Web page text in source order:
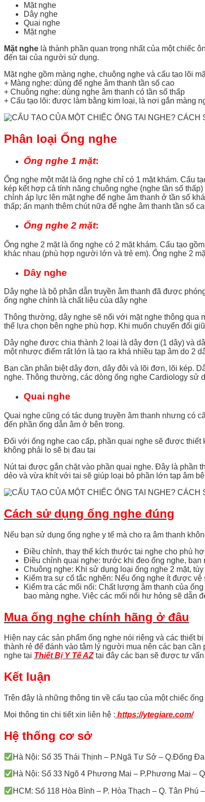
Mặt nghe
Dây nghe
Quai nghe
Mặt nghe
Mặt nghe là thành phần quan trọng nhất của một chiếc
đến tai của người sử dụng.
Mặt nghe gồm màng nghe, chuông nghe và cấu tạo lõi
+ Màng nghe: dùng để nghe âm thanh tần số cao
+ Chuông nghe: dùng nghe âm thanh có tần số thấp
+ Cấu tạo lõi: được làm bằng kim loại, là nơi gắn màng
Phân loại Ống nghe
Ống nghe 1 mặt:
Ống nghe một mặt là ống nghe chỉ có 1 mặt khám. Cấu
kép kết hợp cả tính năng chuông nghe (nghe tần số
chỉnh áp lực lên mặt nghe để nghe âm thanh ở tần số
thấp; ấn mạnh thêm chút nữa để nghe âm thanh tần số
Ống nghe 2 mặt:
Ống nghe 2 mặt là ống nghe có 2 mặt khám. Cấu tạo
khác nhau (phù hợp người lớn và trẻ em). Ống nghe 2
Dây nghe
Dây nghe là bộ phận dẫn truyền âm thanh đã được
ống nghe chính là chất liệu của dây nghe
Thông thường, dây nghe sẽ nối với mặt nghe thông qua
thể lựa chọn bên nghe phù hợp. Khi muốn chuyển đổi
Dây nghe được chia thành 2 loại là dây đơn (1 dây) và
một nhược điểm rất lớn là tạo ra khá nhiều tạp âm do 2
Bạn cần phân biệt dây đơn, dây đôi và lõi đơn, lõi kép.
nghe. Thông thường, các dòng ống nghe Cardiology sử
Quai nghe
Quai nghe cũng có tác dụng truyền âm thanh nhưng có
đến phần ống dẫn âm ở bên trong.
Đối với ống nghe cao cấp, phần quai nghe sẽ được thiết
không phải lo sẽ bị đau tai
Nút tai được gắn chặt vào phần quai nghe. Đây là phần
dẻo và vừa khít với tai sẽ giúp loại bỏ phần lớn tạp âm
Cách sử dụng ống nghe đúng
Nếu bạn sử dụng ống nghe y tế mà cho ra âm thanh
Điều chỉnh, thay thế kích thước tai nghe cho phù
Điều chỉnh quai nghe: trước khi đeo ống nghe,
Chuông nghe: Khi sử dụng loại ống nghe 2 mặt,
Kiểm tra sự cố tắc nghẽn: Nếu ống nghe ít được
Kiểm tra các mối nối: Chất lượng âm thanh của
bao màng nghe. Việc các mối nối hư hỏng sẽ dẫn
Mua ống nghe chính hãng ở đâu
Hiện nay các sản phẩm ống nghe nói riêng và các thiết
thành rẻ để đánh vào tâm lý người mua nên các bạn
nghe tại Thiết Bị Y Tế AZtại đây các bạn sẽ được tư vấn
Kết luận
Trên đây là những thông tin về cấu tạo của một chiếc
Mọi thông tin chi tiết xin liên hệ : https://ytegiare.com/
Hệ thống cơ sở
Hà Nội: Số 35 Thái Thịnh – P.Ngã Tư Sở – Q.Đống
Hà Nội: Số 33 Ngõ 4 Phương Mai – P.Phương Mai –
HCM: Số 118 Hòa Bình – P. Hòa Thạch – Q. Tân Phú